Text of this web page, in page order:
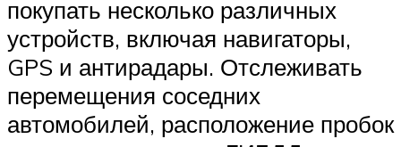
покупать несколько различных
устройств, включая навигаторы,
GPS и антирадары. Отслеживать
перемещения соседних
автомобилей, расположение пробок